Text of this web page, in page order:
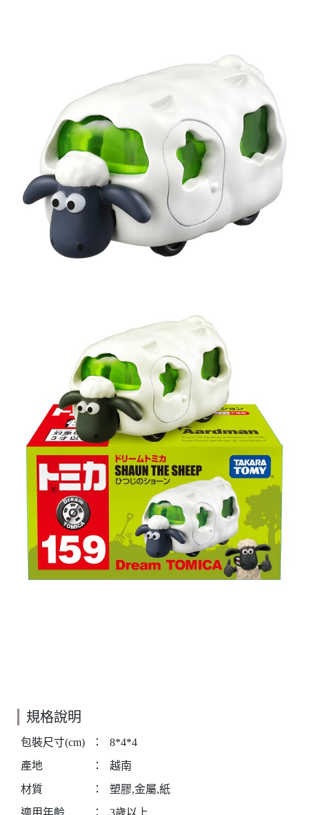
規格說明
包裝尺寸(cm) ：
8*4*4
產地
：
越南
材質
：
塑膠,金屬,紙
適用年齡
： 3歲以上